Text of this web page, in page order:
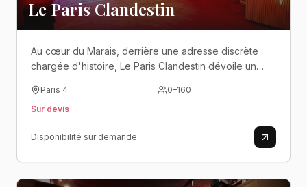
Le Paris Clandestin
Au cœur du Marais, derrière une adresse discrète
chargée d'histoire, Le Paris Clandestin dévoile un
feutrée et énergie festive composent le décor
d'événements hors du commun. Ici un terrain
esprit festif..
Paris 4 0–160
Sur devis
Disponibilité sur demande